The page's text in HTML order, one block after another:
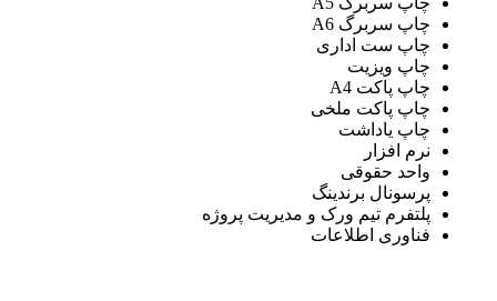
چاپ سربرگ A6
چاپ ست اداری
چاپ ویزیت
چاپ پاکت A4
چاپ پاکت ملخی
چاپ یاداشت
نرم افزار
واحد حقوقی
پرسونال برندینگ
پلتفرم تیم ورک و مدیریت پروژه
فناوری اطلاعات